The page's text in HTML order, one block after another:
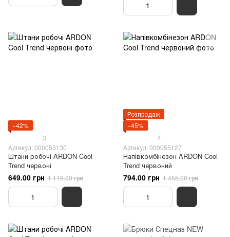
−42%
3
Артикул: 000053130
Штани робочі ARDON Cool
Trend червоні
649.00 грн 1 119.00 грн
Розпродаж
−45%
4
Артикул: 000055127
Напівкомбінезон ARDON Cool
Trend червоний
794.00 грн 1 455.00 грн